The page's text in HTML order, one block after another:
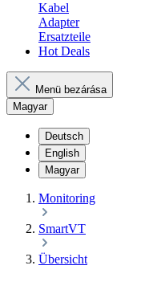
Kabel
Adapter
Ersatzteile
Hot Deals
Menü bezárása
Magyar
Deutsch
English
Magyar
Monitoring
SmartVT
Übersicht